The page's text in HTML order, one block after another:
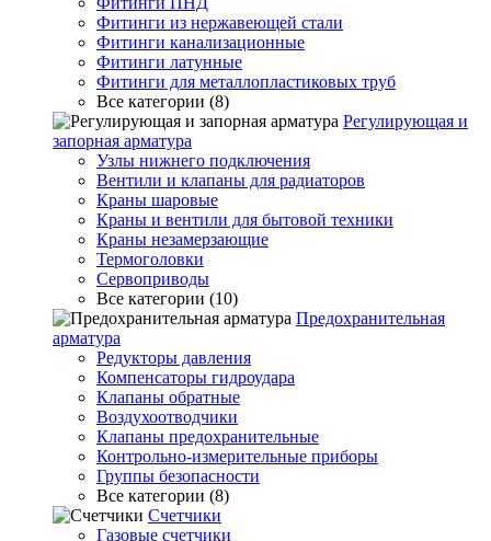
Фитинги из нержавеющей стали
Фитинги канализационные
Фитинги латунные
Фитинги для металлопластиковых труб
Все категории (8)
Регулирующая и
запорная арматура
Узлы нижнего подключения
Вентили и клапаны для радиаторов
Краны шаровые
Краны и вентили для бытовой техники
Краны незамерзающие
Термоголовки
Сервоприводы
Все категории (10)
Предохранительная
арматура
Редукторы давления
Компенсаторы гидроудара
Клапаны обратные
Воздухоотводчики
Клапаны предохранительные
Контрольно-измерительные приборы
Группы безопасности
Все категории (8)
Счетчики
Газовые счетчики